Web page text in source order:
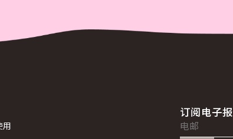
用
订阅电子报